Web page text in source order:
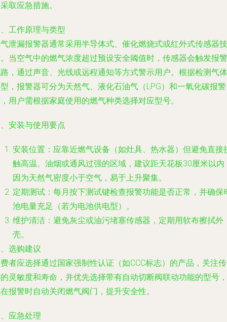
取应急措施。
工作原理与类型
泄漏报警器通常采用半导体式、催化燃烧式或红外式传感器技
当空气中的燃气浓度超过预设安全阈值时，传感器会触发报警
，通过声音、光线或远程通知等方式警示用户。根据检测气体
，报警器可分为天然气、液化石油气（LPG）和一氧化碳报警
用户需根据家庭使用的燃气种类选择对应型号。
安装与使用要点
安装位置：应靠近燃气设备（如灶具、热水器）但避免直接
触高温、油烟或通风过强的区域，建议距天花板30厘米以内
因为天然气密度小于空气，易于上升聚集。
定期测试：每月按下测试键检查报警功能是否正常，并确保
池电量充足（若为电池供电型）。
维护清洁：避免灰尘或油污堵塞传感器，定期用软布擦拭外
壳。
选购建议
者应选择通过国家强制性认证（如CCC标志）的产品，关注
灵敏度和寿命，并优先选择带有自动切断阀联动功能的型号，
报警时自动关闭燃气阀门，提升安全性。
应急处理